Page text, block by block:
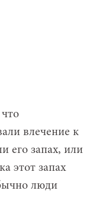
влечение к
его запах, или
этот запах
люди